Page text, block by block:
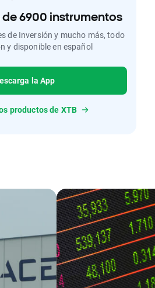
6900 instrumentos
de Inversión y mucho más, todo
y disponible en español
la App
productos de XTB